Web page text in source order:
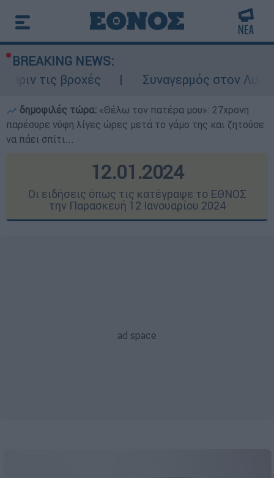
BREAKING NEWS:
Συναγερμός στον Λυκαβηττό:
δημοφιλές τώρα: «Θέλω τον πατέρα μου»: 27χρονη
παρέσυρε νύφη λίγες ώρες μετά το γάμο της και ζητούσε
να πάει σπίτι...
12.01.2024
Οι ειδήσεις όπως τις κατέγραψε το ΕΘΝΟΣ
την Παρασκευή 12 Ιανουαρίου 2024